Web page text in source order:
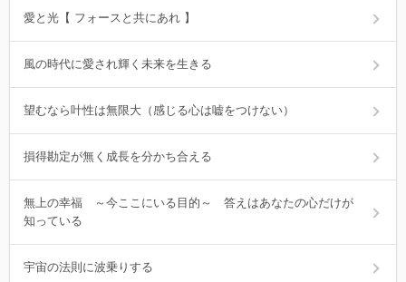
愛と光【 フォースと共にあれ 】
風の時代に愛され輝く未来を生きる
望むなら叶性は無限大（感じる心は嘘をつけない）
損得勘定が無く成長を分かち合える
無上の幸福 ～今ここにいる目的～ 答えはあなたの心だけが
知っている
宇宙の法則に波乗りする